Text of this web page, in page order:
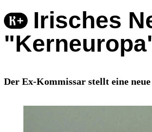
Irisches
Der Ex-Kommissar stellt eine